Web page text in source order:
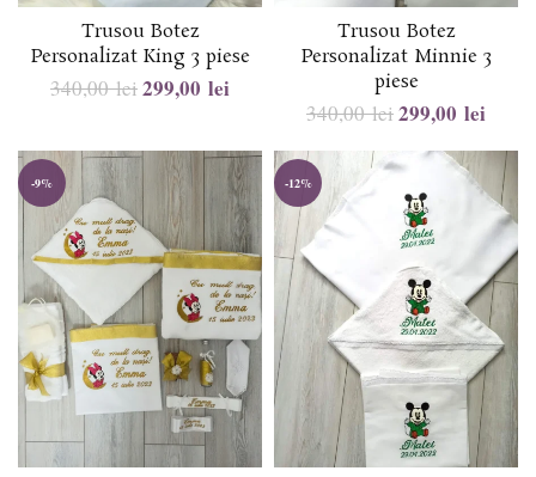
Trusou Botez
Personalizat King 3 piese
340,00lei299,00 lei
Trusou Botez
Personalizat Minnie 3
piese
340,00lei299,00 lei
-9% -12%